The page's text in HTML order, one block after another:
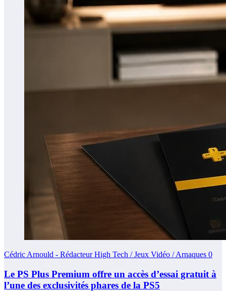
Cédric Arnould - Rédacteur High Tech / Jeux Vidéo / Arnaques 0
Le PS Plus Premium offre un accès d’essai gratuit à
l’une des exclusivités phares de la PS5